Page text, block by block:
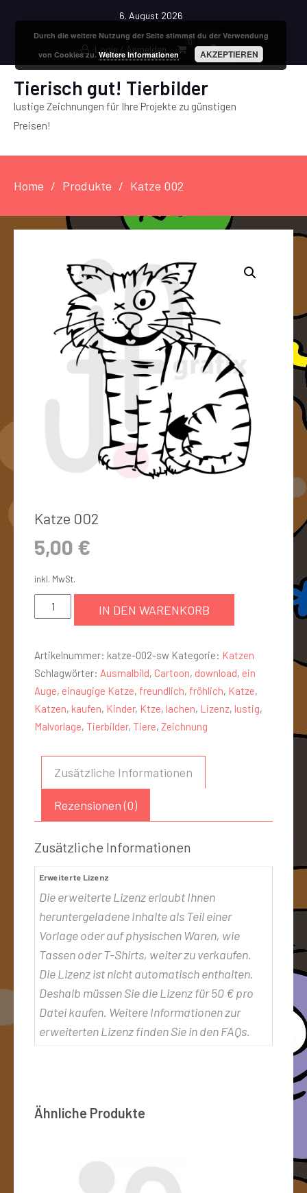
6. August 2026
Login / Anmelden
0
Tierisch gut! Tierbilder
lustige Zeichnungen für Ihre Projekte zu günstigen
Preisen!
Home Produkte Katze 002
Katze 002
5,00 €
inkl. MwSt.
IN DEN WARENKORB
Artikelnummer: katze-002-sw Kategorie: Katzen
Schlagwörter: Ausmalbild, Cartoon, download, ein
Auge, einaugige Katze, freundlich, fröhlich, Katze,
Katzen, kaufen, Kinder, Ktze, lachen, Lizenz, lustig,
Malvorlage, Tierbilder, Tiere, Zeichnung
Zusätzliche Informationen
Rezensionen (0)
Zusätzliche Informationen
Erweiterte Lizenz
Die erweiterte Lizenz erlaubt Ihnen
heruntergeladene Inhalte als Teil einer
Vorlage oder auf physischen Waren, wie
Tassen oder T-Shirts, weiter zu verkaufen.
Die Lizenz ist nicht automatisch enthalten.
Deshalb müssen Sie die Lizenz für 50 € pro
Datei kaufen. Weitere Informationen zur
erweiterten Lizenz finden Sie in den FAQs.
Ähnliche Produkte
Durch die weitere Nutzung der Seite stimmst du der Verwendung
von Cookies zu.Weitere Informationen AKZEPTIEREN